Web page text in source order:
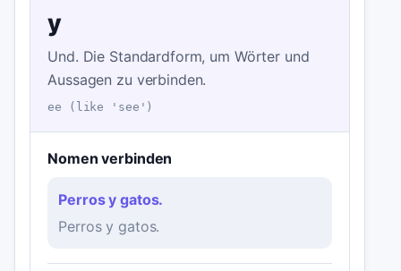
y
Und. Die Standardform, um Wörter und
Aussagen zu verbinden.
ee (like 'see')
Nomen verbinden
Perros y gatos.
Perros y gatos.